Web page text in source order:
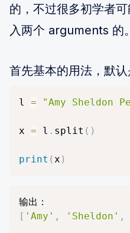
的，不过很多初学者
入两个 arguments 的。
首先基本的用法，默认
l = "Amy Sheldon
x = l . split ( )
print (x )
[ 'Amy' , 'Sheldon' ,